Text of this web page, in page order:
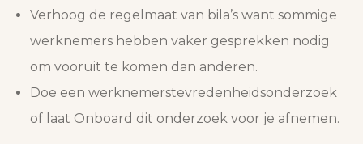
Verhoog de regelmaat van bila’s want sommige
werknemers hebben vaker gesprekken nodig
om vooruit te komen dan anderen.
Doe een werknemerstevredenheidsonderzoek
of laat Onboard dit onderzoek voor je afnemen.